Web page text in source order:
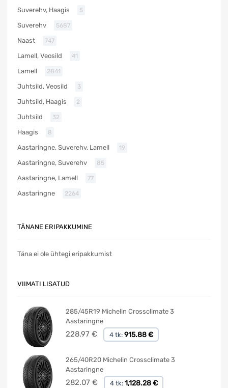
Suverehv, Haagis 5
Suverehv 5687
Naast 747
Lamell, Veosild 41
Lamell 2841
Juhtsild, Veosild 3
Juhtsild, Haagis 2
Juhtsild 32
Haagis 8
Aastaringne, Suverehv, Lamell 19
Aastaringne, Suverehv 85
Aastaringne, Lamell 77
Aastaringne 2264
TÄNANE ERIPAKKUMINE
Täna ei ole ühtegi eripakkumist
VIIMATI LISATUD
285/45R19 Michelin Crossclimate 3
Aastaringne
228.97 € 4 tk: 915.88 €
265/40R20 Michelin Crossclimate 3
Aastaringne
282.07 € 4 tk: 1,128.28 €